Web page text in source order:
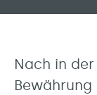
Nach in
Bewährung